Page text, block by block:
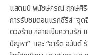
แสตมป์ พนัชษ์กรณ์ ฤกษ์ศิริ
การรับชมตอนแรกซีรีส์ “จุ
ดวงร้าย กลายเป็นความรัก
ปัญหา” และ “อาร์ต อนันต์